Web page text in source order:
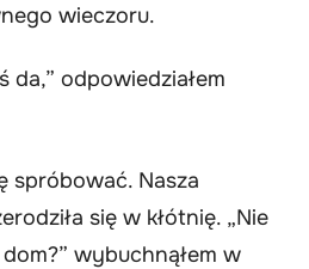
wieczoru.
da,” odpowiedziałem
spróbować. Nasza
się w kłótnię. „Nie
wybuchnąłem w